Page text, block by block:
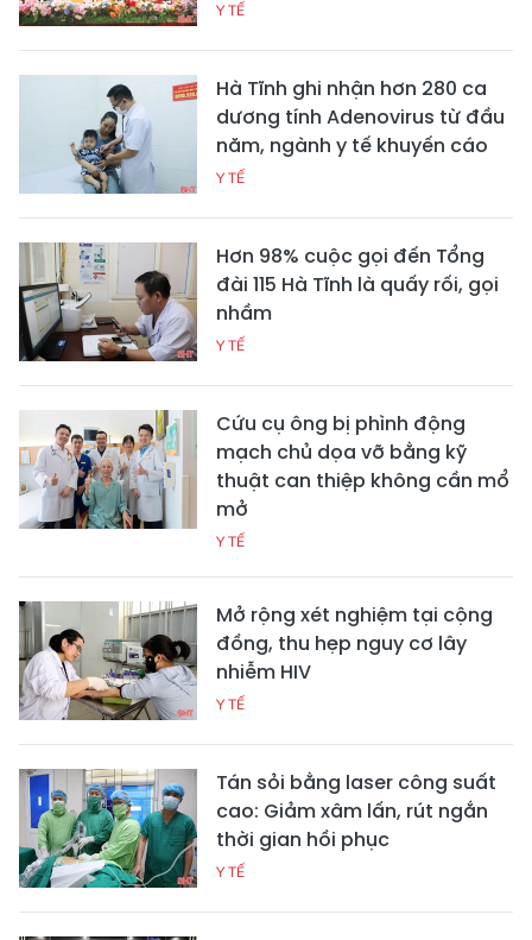
Y TẾ
Hà Tĩnh ghi nhận hơn 280 ca
dương tính Adenovirus từ đầu
năm, ngành y tế khuyến cáo
Y TẾ
Hơn 98% cuộc gọi đến Tổng
đài 115 Hà Tĩnh là quấy rối, gọi
nhầm
Y TẾ
Cứu cụ ông bị phình động
mạch chủ dọa vỡ bằng kỹ
thuật can thiệp không cần mổ
mở
Y TẾ
Mở rộng xét nghiệm tại cộng
đồng, thu hẹp nguy cơ lây
nhiễm HIV
Y TẾ
Tán sỏi bằng laser công suất
cao: Giảm xâm lấn, rút ngắn
thời gian hồi phục
Y TẾ